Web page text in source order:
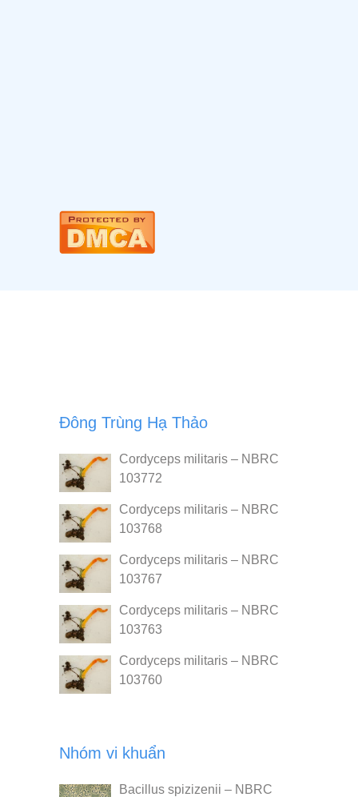
Đông Trùng Hạ Thảo
Cordyceps militaris – NBRC
103772
Cordyceps militaris – NBRC
103768
Cordyceps militaris – NBRC
103767
Cordyceps militaris – NBRC
103763
Cordyceps militaris – NBRC
103760
Nhóm vi khuẩn
Bacillus spizizenii – NBRC